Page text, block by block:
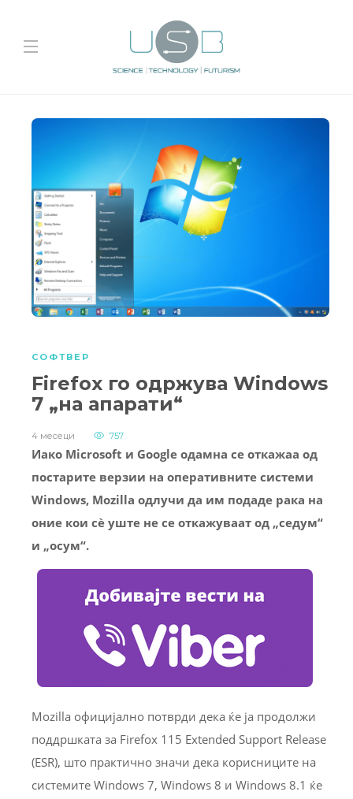
СОФТВЕР
Firefox го одржува Windows
7 „на апарати“
4 месеци 757
Иако Microsoft и Google одамна се откажаа од
постарите верзии на оперативните системи
Windows, Mozilla одлучи да им подаде рака на
оние кои сè уште не се откажуваат од „седум“
и „осум“.
Mozilla официјално потврди дека ќе ја продолжи
поддршката за Firefox 115 Extended Support Release
(ESR), што практично значи дека корисниците на
системите Windows 7, Windows 8 и Windows 8.1 ќе